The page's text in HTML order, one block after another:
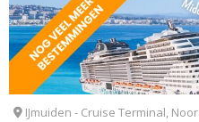
MINICRUISE 4 OF 5 DAGEN
Ontdek Newcastle: 4-
DFDS minicruise
IJmuiden - Cruise Terminal,